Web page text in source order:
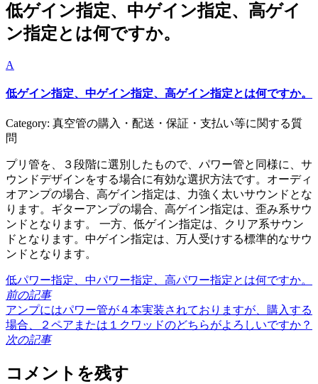
低ゲイン指定、中ゲイン指定、高ゲイ
ン指定とは何ですか。
A
低ゲイン指定、中ゲイン指定、高ゲイン指定とは何ですか。
Category: 真空管の購入・配送・保証・支払い等に関する質
問
プリ管を、３段階に選別したもので、パワー管と同様に、サ
ウンドデザインをする場合に有効な選択方法です。オーディ
オアンプの場合、高ゲイン指定は、力強く太いサウンドとな
ります。ギターアンプの場合、高ゲイン指定は、歪み系サウ
ンドとなります。 一方、低ゲイン指定は、クリア系サウン
ドとなります。中ゲイン指定は、万人受けする標準的なサウ
ンドとなります。
低パワー指定、中パワー指定、高パワー指定とは何ですか。
前の記事
アンプにはパワー管が４本実装されておりますが、購入する
場合、２ペアまたは１クワッドのどちらがよろしいですか？
次の記事
コメントを残す